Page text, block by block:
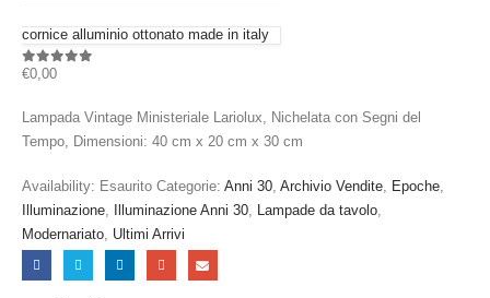
cornice alluminio ottonato made in italy
0out of 5
€0,00
Lampada Vintage Ministeriale Lariolux, Nichelata con Segni del
Tempo, Dimensioni: 40 cm x 20 cm x 30 cm
Availability: Esaurito Categorie: Anni 30, Archivio Vendite, Epoche,
Illuminazione, Illuminazione Anni 30, Lampade da tavolo,
Modernariato, Ultimi Arrivi